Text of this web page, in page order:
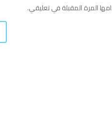
المرة المقبلة في تعليقي.